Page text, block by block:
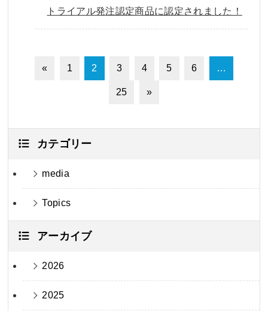
トライアル発注認定商品に認定されました！
« 1 2 3 4 5 6 …
25 »
カテゴリー
media
Topics
アーカイブ
2026
2025